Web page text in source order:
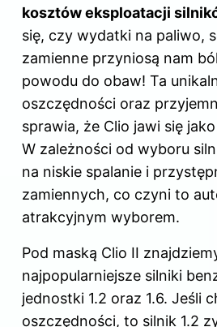
kosztów eksploatacji
się, czy wydatki na paliwo,
zamienne przyniosą nam
powodu do obaw! Ta
oszczędności oraz
sprawia, że Clio jawi się
W zależności od wyboru
na niskie spalanie i
zamiennych, co czyni to
atrakcyjnym wyborem.
Pod maską Clio II
najpopularniejsze silniki
jednostki 1.2 oraz 1.6. Jeśli
oszczędności, to silnik 1.2